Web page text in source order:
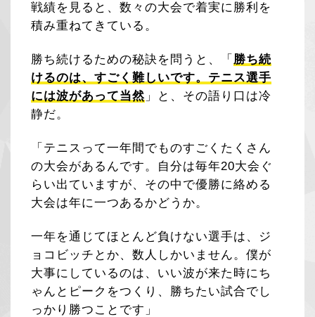
戦績を見ると、数々の大会で着実に勝利を
積み重ねてきている。
勝ち続けるための秘訣を問うと、「 勝ち続
けるのは、すごく難しいです。テニス選手
には波があって当然 」と、その語り口は冷
静だ。
「テニスって一年間でものすごくたくさん
の大会があるんです。自分は毎年20大会ぐ
らい出ていますが、その中で優勝に絡める
大会は年に一つあるかどうか。
一年を通じてほとんど負けない選手は、ジ
ョコビッチとか、数人しかいません。僕が
大事にしているのは、いい波が来た時にち
ゃんとピークをつくり、勝ちたい試合でし
っかり勝つことです」